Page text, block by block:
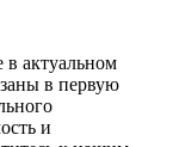
в актуальном
в первую
и